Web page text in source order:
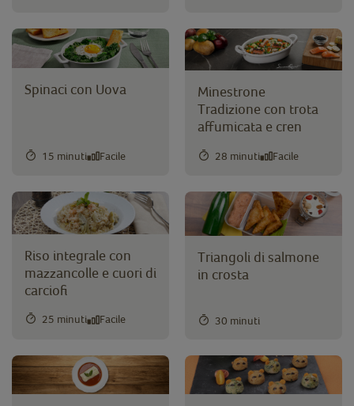
Spinaci con Uova
15 minuti Facile
Minestrone
Tradizione con trota
affumicata e cren
28 minuti Facile
Riso integrale con
mazzancolle e cuori di
carciofi
25 minuti Facile
Triangoli di salmone
in crosta
30 minuti